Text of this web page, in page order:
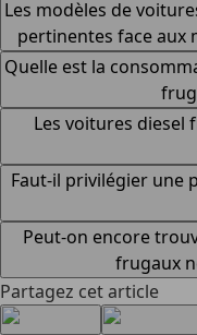
Les modèles de
pertinentes face aux
Quelle est la
Les voitures diesel
Faut-il privilégier une
Peut-on encore
frugaux
Partagez cet article